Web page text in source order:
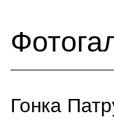
Гонка